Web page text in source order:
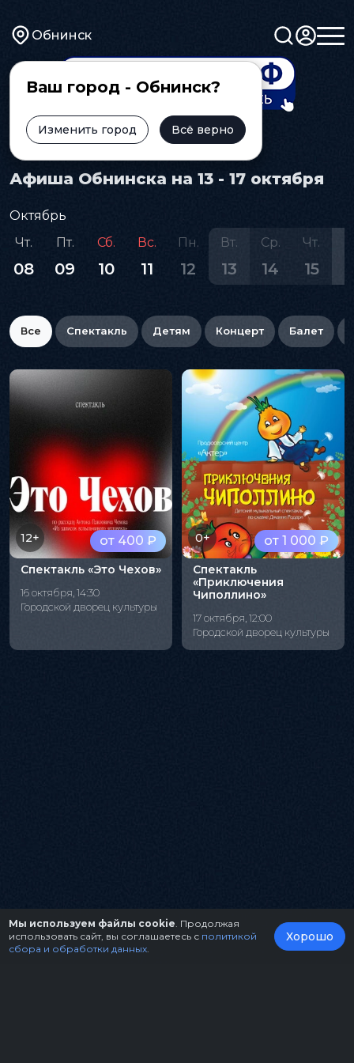
Обнинск
Ваш город - Обнинск?
Изменить город Всё верно
Главная Афиша
Афиша Обнинска на 13 - 17 октября
Октябрь
Чт.
08
Пт.
09
Сб.
10
Вс.
11
Пн.
12
Вт.
13
Ср.
14
Чт.
15
Все Спектакль Детям Концерт Балет
от 400 ₽
12+
Спектакль «Это Чехов»
16 октября, 14:30
Городской дворец культуры
от 1 000 ₽
0+
Спектакль
«Приключения
Чиполлино»
17 октября, 12:00
Городской дворец культуры
Мы используем файлы cookie . Продолжая
использовать сайт, вы соглашаетесь с политикой
сбора и обработки данных
Хорошо